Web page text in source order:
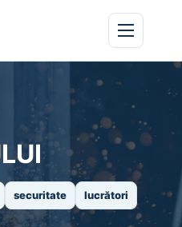
securitate lucrători